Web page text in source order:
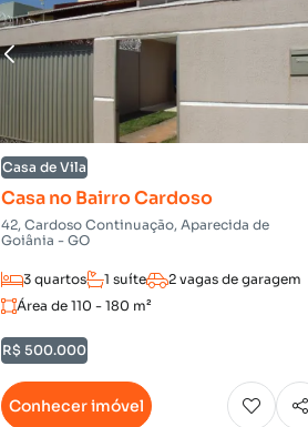
Casa de Vila
Casa no Bairro Cardoso
42, Cardoso Continuação, Aparecida de
Goiânia - GO
3 quartos 1 suíte
2 vagas de garagem
Área de 110 - 180 m²
R$ 500.000
Conhecer imóvel